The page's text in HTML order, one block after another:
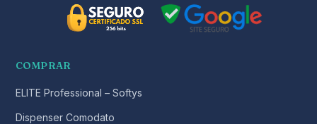
COMPRAR
ELITE Professional – Softys
Dispenser Comodato